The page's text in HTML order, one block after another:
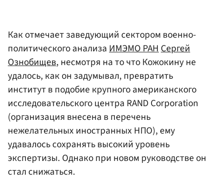
Как отмечает заведующий сектором военно-
политического анализа ИМЭМО РАН Сергей
Ознобищев, несмотря на то что Кожокину не
удалось, как он задумывал, превратить
институт в подобие крупного американского
исследовательского центра RAND Corporation
(организация внесена в перечень
нежелательных иностранных НПО), ему
удавалось сохранять высокий уровень
экспертизы. Однако при новом руководстве он
стал снижаться.